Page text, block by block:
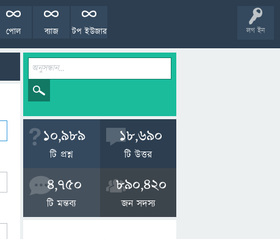
লগ ইন
টপ ইউজার
ব্যাজ
পোল
10,989
টি প্রশ্ন
18,690
টি উত্তর
4,750
টি মন্তব্য
890,420
জন সদস্য